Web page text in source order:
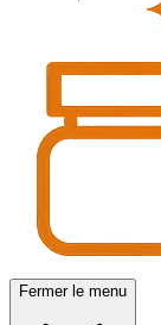
Fermer le menu